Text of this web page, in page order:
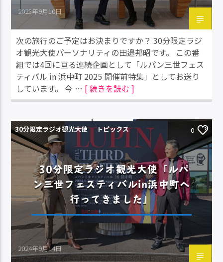
2025年9月10日
次の旅行のご予定はお決まりですか？ 30分限定ラジ
オ観光大使パーソナリティの田邉邦昭です。 この番
組では4回に亘る連続企画として「ルパン三世フェス
ティバル in 浜中町 2025 開催前特集」としてお送り
しています。 今 … [ 続きを読む ]
30分限定ラジオ観光大使 トピックス 0
30分限定ラジオ観光大使「ルパ
ン三世フェスティバルin浜中町へ
行ってきました」
2024年9月14日